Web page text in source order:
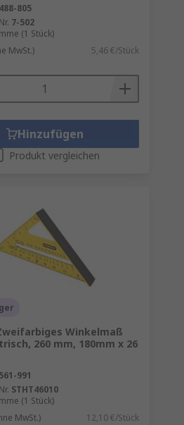
488-805
7-502
(1 Stück)
MwSt.) 5,46 €/Stück
Hinzufügen
Produkt vergleichen
Winkelmaß
260 mm, 180mm x 26
561-991
STHT46010
(1 Stück)
MwSt.) 12,10 €/Stück